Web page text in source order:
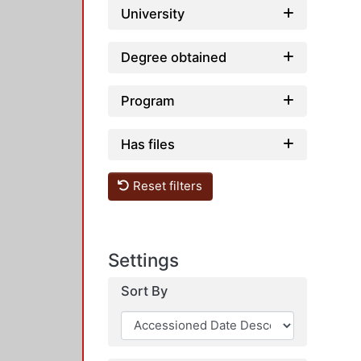
University
Degree obtained
Program
Has files
Reset filters
Settings
Sort By